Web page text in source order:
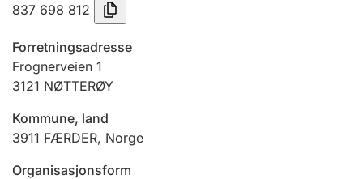
Tinglysing
Jeger
Ektepaktrettleiaren
837 698 812
Forretningsadresse
Frognerveien 1
3121 NØTTERØY
Kommune, land
3911 FÆRDER, Norge
Organisasjonsform